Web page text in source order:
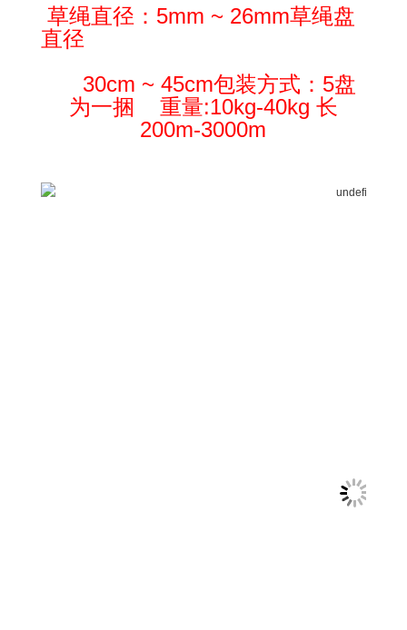
草绳直径：5mm ~ 26mm草绳盘
直径
30cm ~ 45cm包装方式：5盘
为一捆 重量:10kg-40kg 长
200m-3000m